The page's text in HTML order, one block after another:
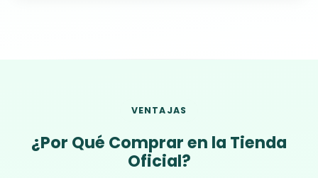
VENTAJAS
¿Por Qué Comprar en la Tienda
Oficial?